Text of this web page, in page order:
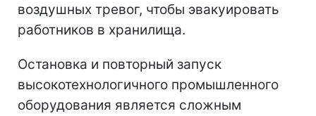
воздушных тревог, чтобы эвакуировать
работников в хранилища.
Остановка и повторный запуск
высокотехнологичного промышленного
оборудования является сложным